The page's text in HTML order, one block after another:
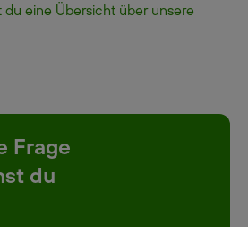
du eine Übersicht über unsere
Frage
du